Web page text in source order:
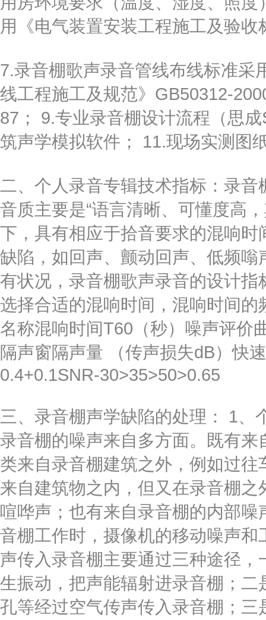
用《电气装置安装工程施工及验
7.录音棚歌声录音管线布线标准采
线工程施工及规范》GB50312-
87； 9.专业录音棚设计流程（思
筑声学模拟软件； 11.现场实测图
二、个人录音专辑技术指标：录
音质主要是“语言清晰、可懂度高
下，具有相应于拾音要求的混响
缺陷，如回声、颤动回声、低频
有状况，录音棚歌声录音的设计
选择合适的混响时间，混响时间
名称混响时间T60（秒）噪声评价
隔声窗隔声量 （传声损失dB）快
0.4+0.1SNR-30>35>50>0.65
三、录音棚声学缺陷的处理： 1、
录音棚的噪声来自多方面。既有
类来自录音棚建筑之外，例如过
来自建筑物之内，但又在录音棚
喧哗声；也有来自录音棚的内部
音棚工作时，摄像机的移动噪声
声传入录音棚主要通过三种途径
生振动，把声能辐射进录音棚；
孔等经过空气传声传入录音棚；